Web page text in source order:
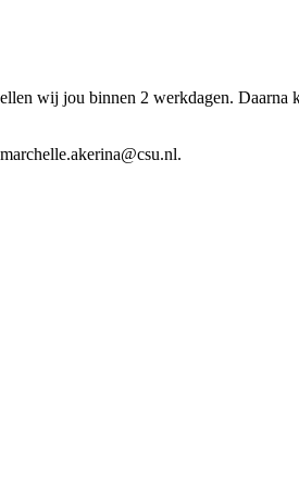
wij jou binnen 2 werkdagen. Daarna